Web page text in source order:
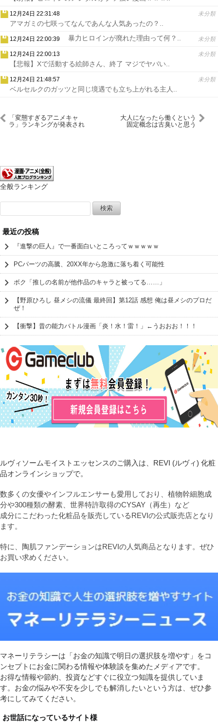
12月24日 22:31:48 未分類
アマガミの七咲ってなんであんな人気あったの？..
12月24日 22:00:39 未分類
暴力ヒロインが廃れた理由って何？..
12月24日 22:00:13 未分類
【悲報】Xで活動する絵師さん、終了 マジでヤバい..
12月24日 21:48:57 未分類
ベルセルクのガッツと同じ境遇でも立ち上がれる主人..
「変態すぎるアニメキャ
ラ」ランキングが発表され
大人になったら働くという
固定概念は古臭いと思う
全般ランキング
索:
最近の投稿
『進撃の巨人』で一番面白いところってｗｗｗｗｗ
PCパーツの高騰、20XX年から急激に落ち着く可能性
ボク「推しの名前が他作品のキャラと被ってる……」
【野原ひろし 昼メシの流儀 最終回】第12話 感想 俺は昼メシのプロだ
ぜ！
【衝撃】昔の能力バトル漫画「炎！水！雷！」←うおおお！！！
ルヴィソームモイストエッセンスのご購入は、REVI (ルヴィ) 化粧
品オンラインショップで。
数多くの女優やインフルエンサーも愛用しており、植物幹細胞成
分や300種類の酵素、世界特許取得のCYSAY（再生）など
成分にこだわった化粧品を販売しているREVIの公式販売店となり
ます。
特に、陶肌ファンデーションはREVIの人気商品となります。ぜひ
お買い求めください。
マネーリテラシーは「お金の知識で明日の選択肢を増やす」をコ
ンセプトにお金に関わる情報や体験談を集めたメディアです。
お得な情報や節約、投資などすぐに役立つ知識を提供していま
す。お金の悩みや不安を少しでも解消したいという方は、ぜひ参
考にしてみてください。
お世話になっているサイト様